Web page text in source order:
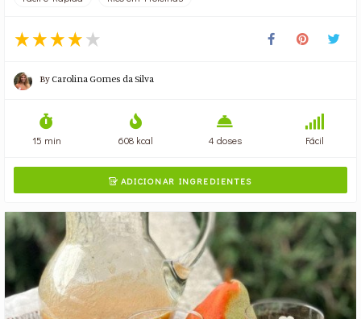
ByCarolina Gomes da Silva
15 min 608 kcal 4 doses Fácil
ADICIONAR INGREDIENTES